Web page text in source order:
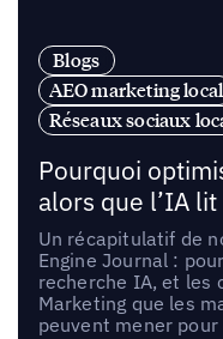
Blogs
AEO marketing local
Réseaux sociaux
Pourquoi
alors que l’IA
Un récapitulatif de
Engine Journal :
recherche IA, et les
Marketing que les
peuvent mener